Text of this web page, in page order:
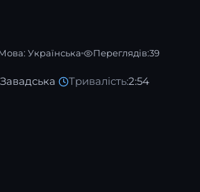
Українська Переглядів:39
Тривалість:2:54